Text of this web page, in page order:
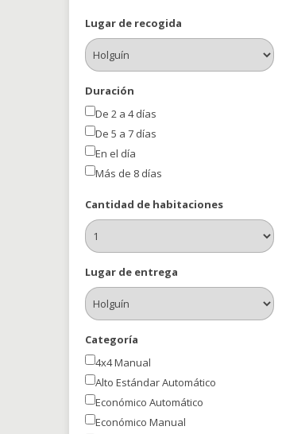
Cantidad de habitaciones
Categoría
4x4 Manual
Alto Estándar Automático
Económico Automático
Económico Manual
Lugar de recogida
Lugar de entrega
Duración
De 2 a 4 días
De 5 a 7 días
En el día
Más de 8 días